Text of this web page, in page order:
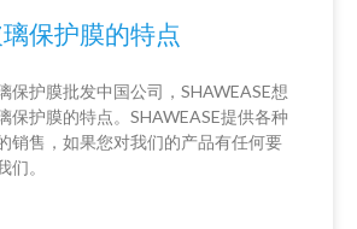
保护膜的特点
保护膜批发中国公司，SHAWEASE想
保护膜的特点。SHAWEASE提供各种
销售，如果您对我们的产品有任何要
们。